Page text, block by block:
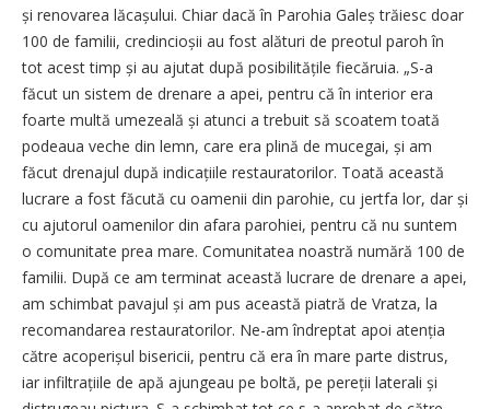
și renovarea lăcașului. Chiar dacă în Parohia Galeș trăiesc doar
100 de familii, credincioșii au fost alături de preotul paroh în
tot acest timp și au ajutat după posibilitățile fiecăruia. „S-a
făcut un sistem de drenare a apei, pentru că în interior era
foarte multă umezeală și atunci a trebuit să scoatem toată
podeaua veche din lemn, care era plină de mucegai, și am
făcut drenajul după indicațiile restauratorilor. Toată această
lucrare a fost făcută cu oamenii din parohie, cu jertfa lor, dar și
cu ajutorul oamenilor din afara parohiei, pentru că nu suntem
o comunitate prea mare. Comunitatea noastră numără 100 de
familii. După ce am terminat această lucrare de drenare a apei,
am schimbat pavajul și am pus această piatră de Vratza, la
recomandarea restauratorilor. Ne-am îndreptat apoi aten­ția
către acoperișul bisericii, pentru că era în mare parte distrus,
iar infiltrațiile de apă ajungeau pe boltă, pe pereții laterali și